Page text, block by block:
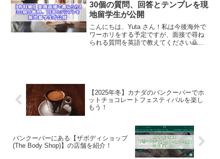
30個の質問、回答とテンプレを現
地留学生が公開
こんにちは、Yuta さん！私は今後海外で
ワーホリをする予定ですが、面接で尋ね
られる質問を英語で教えてください🙇上
【2025年冬】カナダのバンクーバーでホ
ットチョコレートフェスティバルを楽し
もう！
バンクーバーにある【ザボディショップ
(The Body Shop)】の店舗を紹介！